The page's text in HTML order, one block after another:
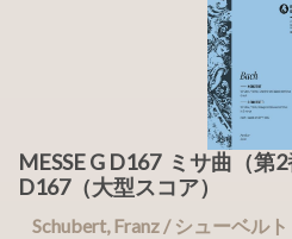
MESSE G D167 ミサ曲（
D167（大型スコア）
Schubert, Franz / シューベルト